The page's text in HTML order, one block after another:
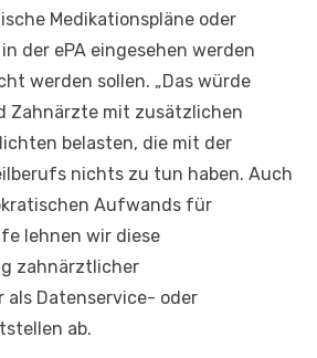
Medikationspläne oder
der ePA eingesehen werden
werden sollen. „Das würde
Zahnärzte mit zusätzlichen
belasten, die mit der
nichts zu tun haben. Auch
Aufwands für
lehnen wir diese
zahnärztlicher
Datenservice- oder
ab.